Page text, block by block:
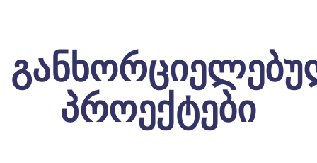
Პროექტები